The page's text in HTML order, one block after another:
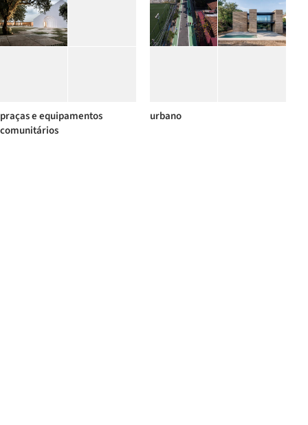
praças e equipamentos
comunitários
urbano